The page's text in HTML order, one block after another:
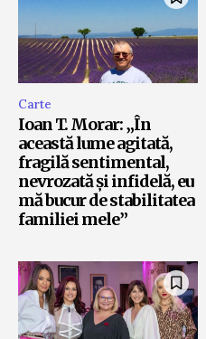
Carte
Ioan T. Morar: „În
această lume agitată,
fragilă sentimental,
nevrozată și infidelă, eu
mă bucur de stabilitatea
familiei mele”